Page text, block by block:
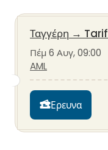
Ταγγέρη →
Πέμ 6 Αυγ, 09:00
AML
Ερευνα